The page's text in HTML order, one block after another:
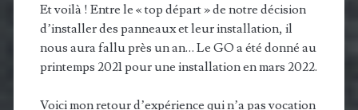
Et voilà ! Entre le « top départ » de notre décision
d’installer des panneaux et leur installation, il
nous aura fallu près un an… Le GO a été donné au
printemps 2021 pour une installation en mars 2022.
Voici mon retour d’expérience qui n’a pas vocation